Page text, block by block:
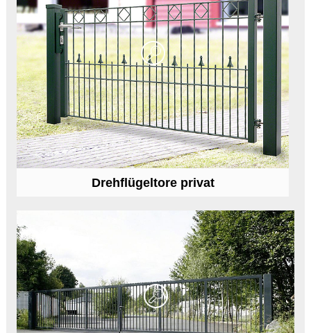
Drehflügeltore privat